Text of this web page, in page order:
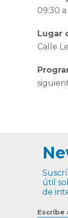
09:30 a
Lugar
Calle
útil
de
Escríbe